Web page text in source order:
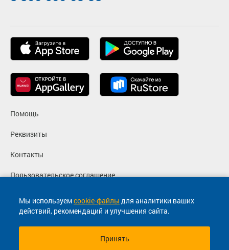
Мы используемcookie-файлы для аналитики ваших
действий, рекомендаций и улучшения сайта.
Принять
Помощь
Реквизиты
Контакты
Пользовательское соглашение
Политика конфиденциальности
Согласие на маркетинговые сообщения
© 2013-2026, ООО "Капитал"- Онлайн сервис продажи